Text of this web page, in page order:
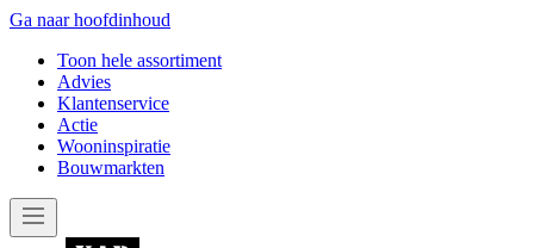
Ga naar hoofdinhoud
Toon hele assortiment
Advies
Klantenservice
Actie
Wooninspiratie
Bouwmarkten